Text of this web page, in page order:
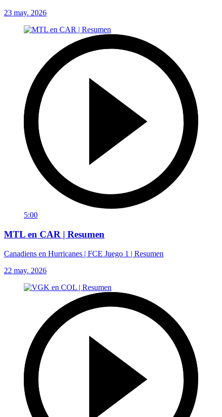
23 may. 2026
5:00
MTL en CAR | Resumen
Canadiens en Hurricanes | FCE Juego 1 | Resumen
22 may. 2026